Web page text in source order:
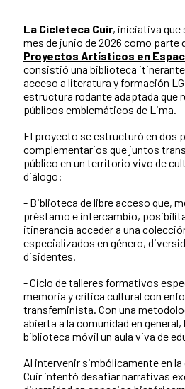
La Cicleteca Cuir, iniciativa que
mes de junio de 2026 como parte
Proyectos Artísticos en
consistió una biblioteca
acceso a literatura y formación
estructura rodante adaptada que
públicos emblemáticos de Lima.
El proyecto se estructuró en dos
complementarios que juntos
público en un territorio vivo de
diálogo:
- Biblioteca de libre acceso que,
préstamo e intercambio,
itinerancia acceder a una
especializados en género,
disidentes.
- Ciclo de talleres formativos
memoria y crítica cultural con
transfeminista. Con una
abierta a la comunidad en
biblioteca móvil un aula viva de
Al intervenir simbólicamente en
Cuir intentó desafiar narrativas